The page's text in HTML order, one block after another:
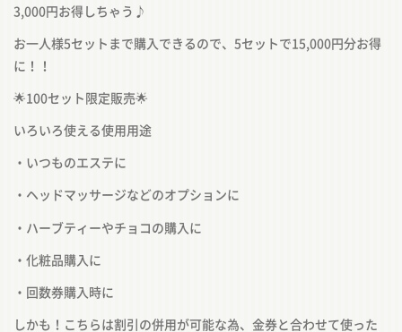
3,000円お得しちゃう♪
お一人様5セットまで購入できるので、 5セットで15,000円分お得
に！！
🌟100セット限定販売🌟
いろいろ使える使用用途
・いつものエステに
・ヘッドマッサージなどのオプションに
・ハーブティーやチョコの購入に
・化粧品購入に
・回数券購入時に
しかも！こちらは割引の併用が可能な為、金券と合わせて使った